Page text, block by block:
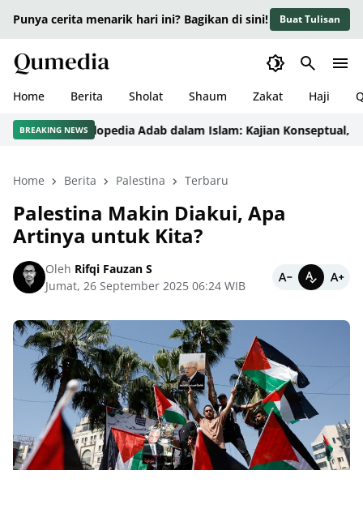
Punya cerita menarik hari ini? Bagikan di sini! Buat Tulisan
Home Berita Sholat Shaum Zakat Haji
BREAKING NEWS
Ensiklopedia Adab dalam Islam: Kajian Konseptual,
Home Berita Palestina Terbaru
Palestina Makin Diakui, Apa
Artinya untuk Kita?
Oleh Rifqi Fauzan S
Jumat, 26 September 2025 06:24 WIB